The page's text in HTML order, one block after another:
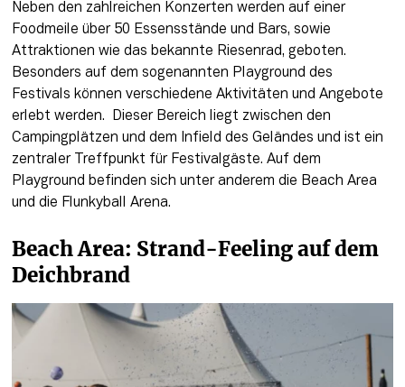
Neben den zahlreichen Konzerten werden auf einer
Foodmeile über 50 Essensstände und Bars, sowie
Attraktionen wie das bekannte Riesenrad, geboten.
Besonders auf dem sogenannten Playground des
Festivals können verschiedene Aktivitäten und Angebote
erlebt werden.  Dieser Bereich liegt zwischen den
Campingplätzen und dem Infield des Geländes und ist ein
zentraler Treffpunkt für Festivalgäste. Auf dem
Playground befinden sich unter anderem die Beach Area
und die Flunkyball Arena.
Beach Area: Strand-Feeling auf dem
Deichbrand